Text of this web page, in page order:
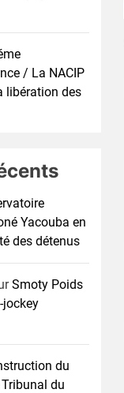
/ La NACIP
libération des
Yacouba en
des détenus
Smoty Poids
jockey
du
Tribunal du